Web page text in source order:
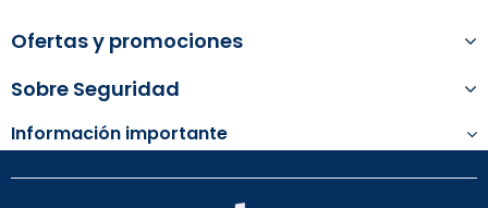
Ofertas y promociones
Sobre Seguridad
Información importante